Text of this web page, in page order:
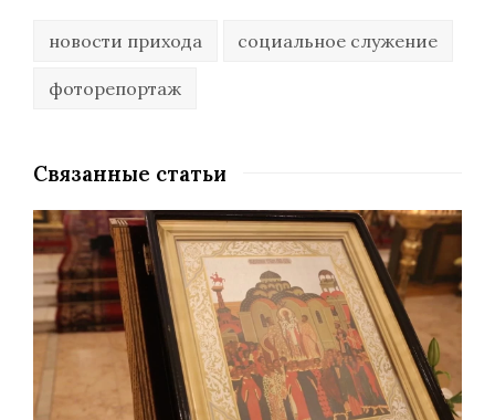
новости прихода социальное служение
фоторепортаж
Связанные статьи